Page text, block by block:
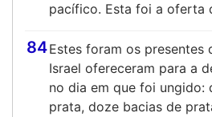
pacífico. Esta foi a oferta
84Estes foram os presentes
Israel ofereceram para a
no dia em que foi ungido:
prata, doze bacias de